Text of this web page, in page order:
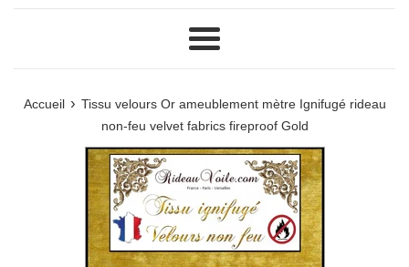
Menu
Accueil › Tissu velours Or ameublement mètre Ignifugé rideau
non-feu velvet fabrics fireproof Gold